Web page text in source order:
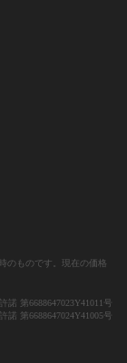
のものです。現在の価格
諾 第6688647023Y41011号
諾 第6688647024Y41005号